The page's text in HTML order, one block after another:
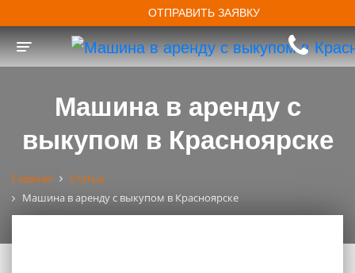
Toggle navigation
ОТПРАВИТЬ ЗАЯВКУ
Машина в аренду с
выкупом в Красноярске
Главная
Статьи
Машина в аренду с выкупом в Красноярске